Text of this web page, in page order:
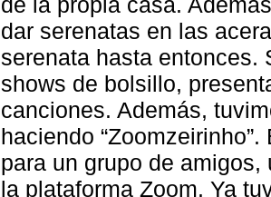
dar serenatas en las
serenata hasta entonces.
shows de bolsillo,
canciones. Además,
haciendo
para un grupo de
la plataforma Zoom. Ya